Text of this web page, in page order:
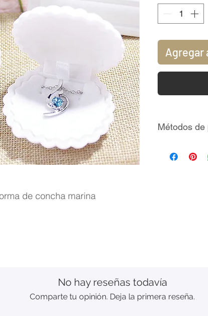
de concha marina
Agregar
Métodos de
No hay reseñas todavía
Comparte tu opinión. Deja la primera reseña.